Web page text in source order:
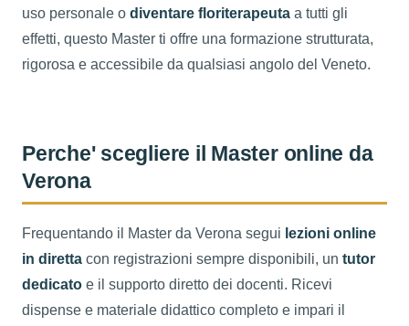
uso personale o diventare floriterapeuta a tutti gli
effetti, questo Master ti offre una formazione strutturata,
rigorosa e accessibile da qualsiasi angolo del Veneto.
Perche' scegliere il Master online da
Verona
Frequentando il Master da Verona segui lezioni online
in diretta con registrazioni sempre disponibili, un tutor
dedicato e il supporto diretto dei docenti. Ricevi
dispense e materiale didattico completo e impari il